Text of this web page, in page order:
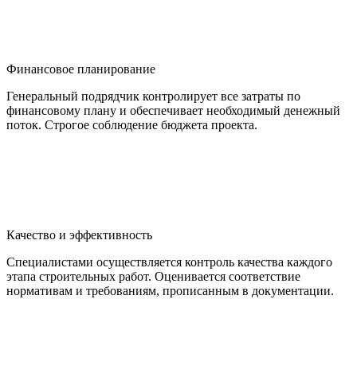
Финансовое планирование
Генеральный подрядчик контролирует все затраты по
финансовому плану и обеспечивает необходимый денежный
поток. Строгое соблюдение бюджета проекта.
Качество и эффективность
Специалистами осуществляется контроль качества каждого
этапа строительных работ. Оценивается соответствие
нормативам и требованиям, прописанным в документации.